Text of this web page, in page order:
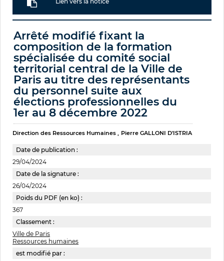
Arrêté modifié fixant la
composition de la formation
spécialisée du comité social
territorial central de la Ville de
Paris au titre des représentants
du personnel suite aux
élections professionnelles du
1er au 8 décembre 2022
Direction des Ressources Humaines Pierre GALLONI D'ISTRIA
Date de publication :
29/04/2024
Date de la signature :
26/04/2024
Poids du PDF (en ko) :
367
Classement :
Ville de Paris
Ressources humaines
est modifié par :